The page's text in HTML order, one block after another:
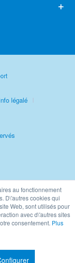
légalé
au fonctionnement
D\'autres cookies qui
Web, sont utilisés pour
avec d\'autres sites
consentement. Plus